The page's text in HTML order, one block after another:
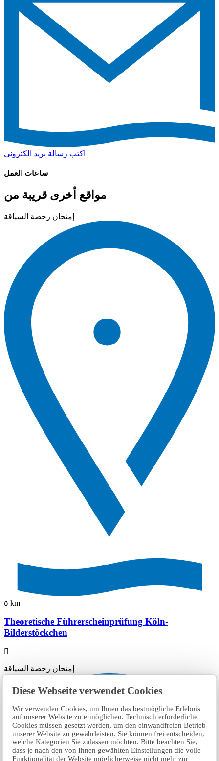
Diese Webseite verwendet Cookies
Wir verwenden Cookies, um Ihnen das bestmögliche Erlebnis
auf unserer Website zu ermöglichen. Technisch erforderliche
Cookies müssen gesetzt werden, um den einwandfreien Betrieb
unserer Website zu gewährleisten. Sie können frei entscheiden,
welche Kategorien Sie zulassen möchten. Bitte beachten Sie,
dass je nach den von Ihnen gewählten Einstellungen die volle
Funktionalität der Website möglicherweise nicht mehr zur
اكتب رسالة بريد الكتروني
ساعات العمل
مواقع أخرى قريبة من
إمتحان رخصة السياقة
٥ km
Theoretische Führerscheinprüfung Köln-
Bilderstöckchen
إمتحان رخصة السياقة